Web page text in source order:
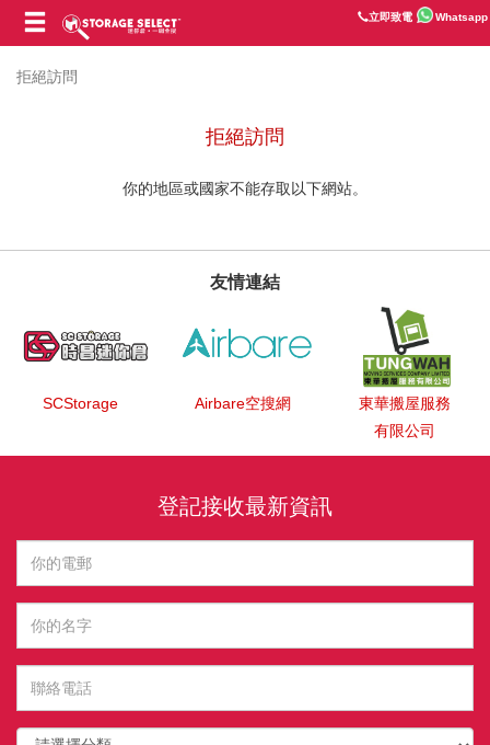
立即致電 Whatsapp
拒絕訪問
拒絕訪問
你的地區或國家不能存取以下網站。
友情連結
SCStorage Airbare空搜網
東華搬屋服務
有限公司
登記接收最新資訊